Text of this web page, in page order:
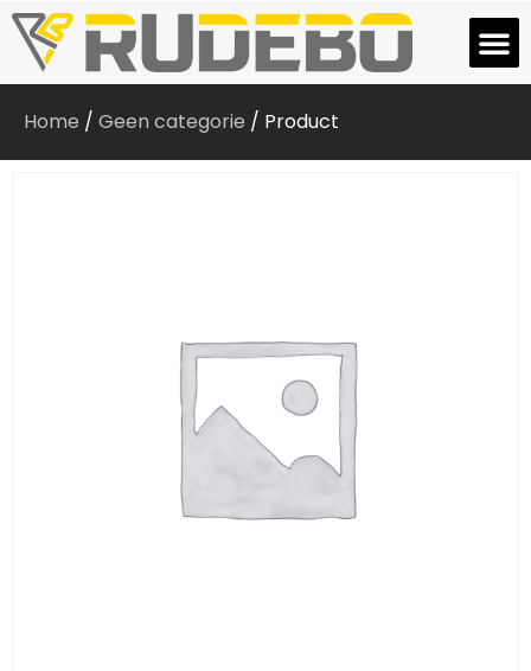
Home / Geen categorie / Product